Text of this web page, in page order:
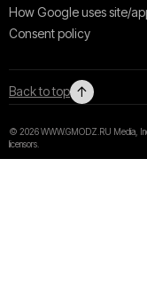
How Google uses site/
Сonsent policy
Back to top ↑
© 2026 WWW.GMODZ.RU Media,
licensors.